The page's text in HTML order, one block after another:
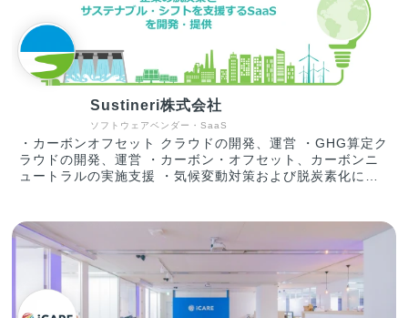
Sustineri株式会社
ソフトウェアベンダー・SaaS
・カーボンオフセット クラウドの開発、運営 ・GHG算定ク
ラウドの開発、運営 ・カーボン・オフセット、カーボンニ
ュートラルの実施支援 ・気候変動対策および脱炭素化に関
ステナブル・トランスフォーメーション（SX）と脱炭素化
を支援するためのウェブサービスを開発しています。 現在
は、カーボンオフセットクラウド、GHG算定クラウドを提
供しています。